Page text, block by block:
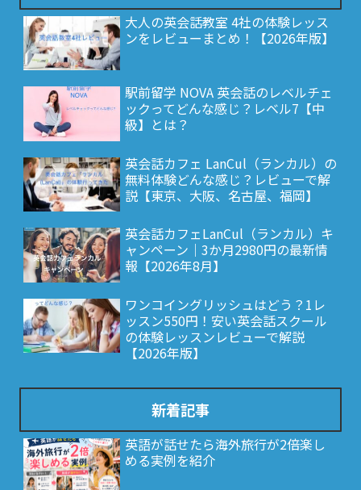
大人の英会話教室 4社の体験レッス
ンをレビューまとめ！【2026年版】
駅前留学 NOVA 英会話のレベルチェ
ックってどんな感じ？レベル7【中
級】とは？
英会話カフェ LanCul（ランカル）の
無料体験どんな感じ？レビューで解
説【東京、大阪、名古屋、福岡】
英会話カフェLanCul（ランカル）キ
ャンペーン｜3か月2980円の最新情
報【2026年8月】
ワンコイングリッシュはどう？1レ
ッスン550円！安い英会話スクール
の体験レッスンレビューで解説
【2026年版】
新着記事
英語が話せたら海外旅行が2倍楽し
める実例を紹介